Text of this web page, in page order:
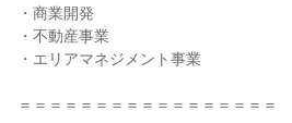
・商業開発
・不動産事業
・エリアマネジメント事業
＝＝＝＝＝＝＝＝＝＝＝＝＝＝＝＝＝